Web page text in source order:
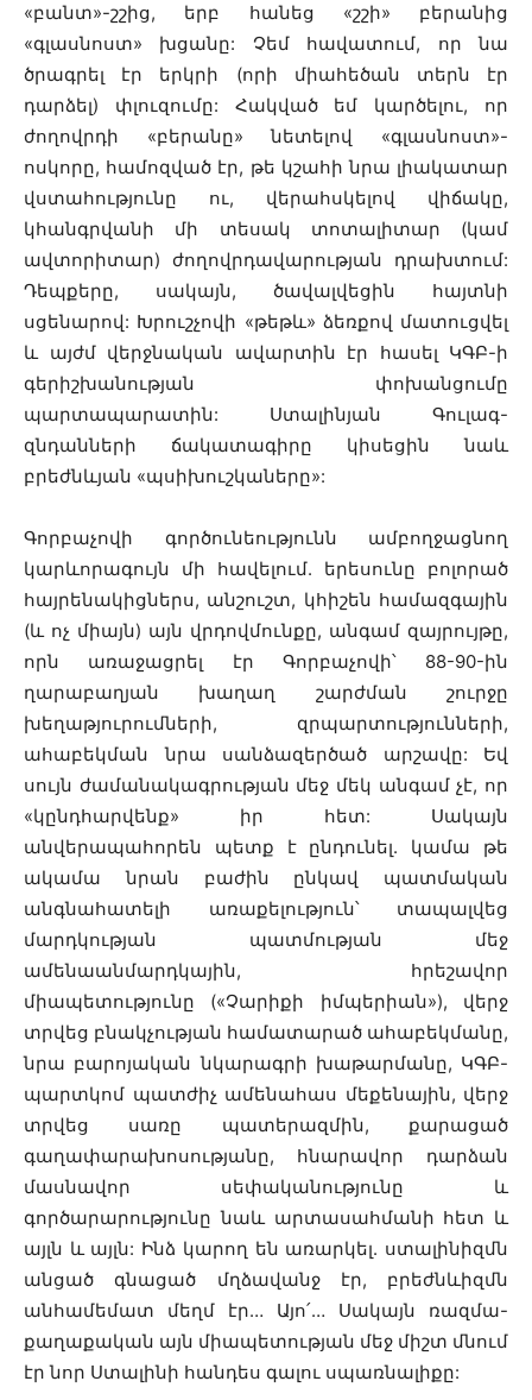
«բանտ»-շշից, երբ հանեց «շշի» բերանից
«գլասնոստ» խցանը: Չեմ հավատում, որ նա
ծրագրել էր երկրի (որի միահեծան տերն էր
դարձել) փլուզումը: Հակված եմ կարծելու, որ
ժողովրդի «բերանը» նետելով «գլասնոստ»-
ոսկորը, համոզված էր, թե կշահի նրա լիակատար
վստահությունը ու, վերահսկելով վիճակը,
կհանգրվանի մի տեսակ տոտալիտար (կամ
ավտորիտար) ժողովրդավարության դրախտում:
Դեպքերը, սակայն, ծավալվեցին հայտնի
սցենարով: Խրուշչովի «թեթև» ձեռքով մատուցվել
և այժմ վերջնական ավարտին էր հասել ԿԳԲ-ի
գերիշխանության փոխանցումը
պարտապարատին: Ստալինյան Գուլագ-
զնդանների ճակատագիրը կիսեցին նաև
բրեժնևյան «պսիխուշկաները»:
Գորբաչովի գործունեությունն ամբողջացնող
կարևորագույն մի հավելում. երեսունը բոլորած
հայրենակիցներս, անշուշտ, կհիշեն համազգային
(և ոչ միայն) այն վրդովմունքը, անգամ զայրույթը,
որն առաջացրել էր Գորբաչովի՝ 88-90-ին
ղարաբաղյան խաղաղ շարժման շուրջը
խեղաթյուրումների, զրպարտությունների,
ահաբեկման նրա սանձազերծած արշավը: Եվ
սույն ժամանակագրության մեջ մեկ անգամ չէ, որ
«կընդհարվենք» իր հետ: Սակայն
անվերապահորեն պետք է ընդունել. կամա թե
ակամա նրան բաժին ընկավ պատմական
անգնահատելի առաքելություն՝ տապալվեց
մարդկության պատմության մեջ
ամենաանմարդկային, հրեշավոր
միապետությունը («Չարիքի իմպերիան»), վերջ
տրվեց բնակչության համատարած ահաբեկմանը,
նրա բարոյական նկարագրի խաթարմանը, ԿԳԲ-
պարտկոմ պատժիչ ամենահաս մեքենային, վերջ
տրվեց սառը պատերազմին, քարացած
գաղափարախոսությանը, հնարավոր դարձան
մասնավոր սեփականությունը և
գործարարությունը նաև արտասահմանի հետ և
այլն և այլն: Ինձ կարող են առարկել. ստալինիզմն
անցած գնացած մղձավանջ էր, բրեժնևիզմն
անհամեմատ մեղմ էր… Այո՛… Սակայն ռազմա-
քաղաքական այն միապետության մեջ միշտ մնում
էր նոր Ստալինի հանդես գալու սպառնալիքը: